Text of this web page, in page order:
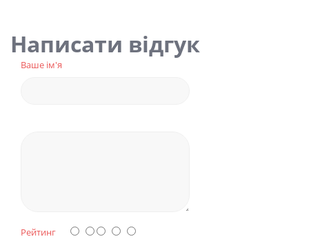
Написати відгук
Ваше ім'я
Рейтинг